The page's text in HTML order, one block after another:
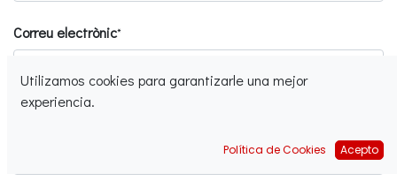
Correu electrònic*
Utilizamos cookies para garantizarle una mejor
experiencia.
Política de Cookies Acepto